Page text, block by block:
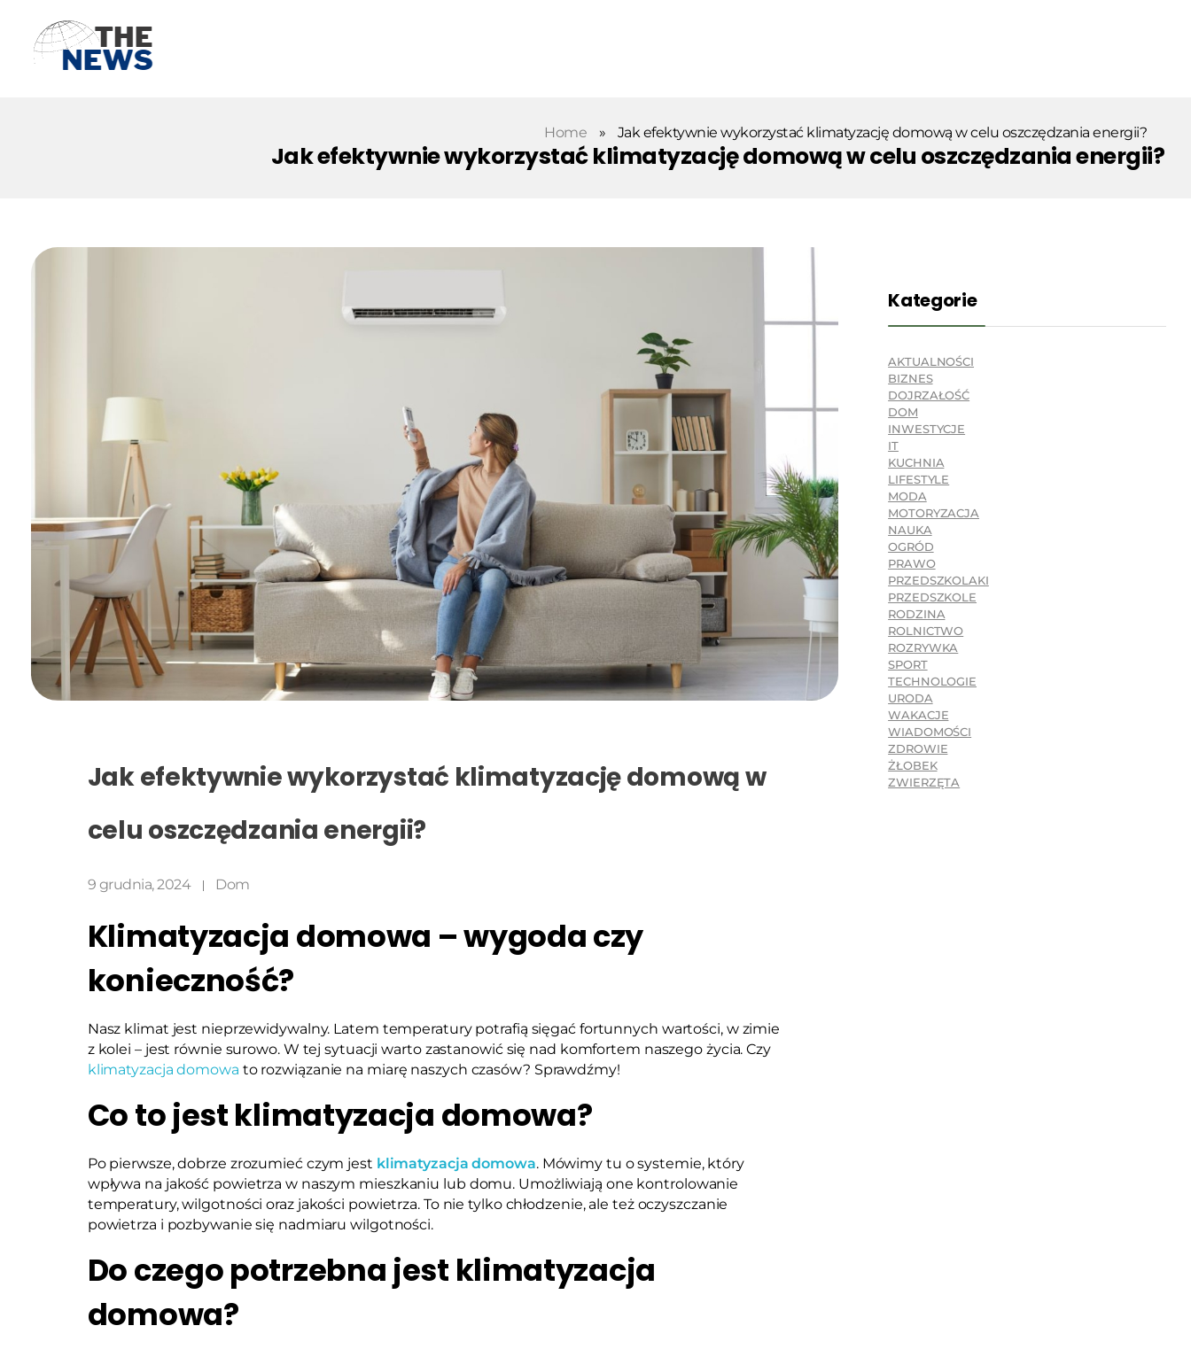
Home » Jak efektywnie wykorzystać klimatyzację domową w celu oszczędzania energii?
Jak efektywnie wykorzystać klimatyzację domową w celu oszczędzania energii?
Jak efektywnie wykorzystać klimatyzację domową w
celu oszczędzania energii?
9 grudnia, 2024 Dom
Klimatyzacja domowa – wygoda czy
konieczność?
Nasz klimat jest nieprzewidywalny. Latem temperatury potrafią sięgać fortunnych wartości, w zimie
z kolei – jest równie surowo. W tej sytuacji warto zastanowić się nad komfortem naszego życia. Czy
klimatyzacja domowa to rozwiązanie na miarę naszych czasów? Sprawdźmy!
Co to jest klimatyzacja domowa?
Po pierwsze, dobrze zrozumieć czym jest klimatyzacja domowa. Mówimy tu o systemie, który
wpływa na jakość powietrza w naszym mieszkaniu lub domu. Umożliwiają one kontrolowanie
temperatury, wilgotności oraz jakości powietrza. To nie tylko chłodzenie, ale też oczyszczanie
powietrza i pozbywanie się nadmiaru wilgotności.
Do czego potrzebna jest klimatyzacja
domowa?
Kategorie
AKTUALNOŚCI
BIZNES
DOJRZAŁOŚĆ
DOM
INWESTYCJE
IT
KUCHNIA
LIFESTYLE
MODA
MOTORYZACJA
NAUKA
OGRÓD
PRAWO
PRZEDSZKOLAKI
PRZEDSZKOLE
RODZINA
ROLNICTWO
ROZRYWKA
SPORT
TECHNOLOGIE
URODA
WAKACJE
WIADOMOŚCI
ZDROWIE
ŻŁOBEK
ZWIERZĘTA